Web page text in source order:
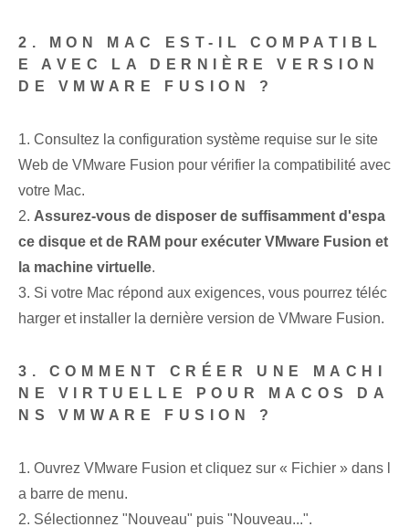
2. MON MAC EST-IL COMPATIBL
E AVEC LA DERNIÈRE VERSION
DE VMWARE FUSION ?
1. Consultez la configuration système requise sur le site
Web de VMware Fusion pour vérifier la compatibilité avec
votre Mac.
2. Assurez-vous de disposer de suffisamment d'espa
ce disque et de RAM pour exécuter VMware Fusion et
la machine virtuelle.
3. Si votre Mac répond aux exigences, vous pourrez téléc
harger et installer la dernière version de VMware Fusion.
3. COMMENT CRÉER UNE MACHI
NE VIRTUELLE POUR MACOS DA
NS VMWARE FUSION ?
1. Ouvrez VMware Fusion et cliquez sur « Fichier » dans l
a barre de menu.
2. Sélectionnez "Nouveau" puis "Nouveau...".